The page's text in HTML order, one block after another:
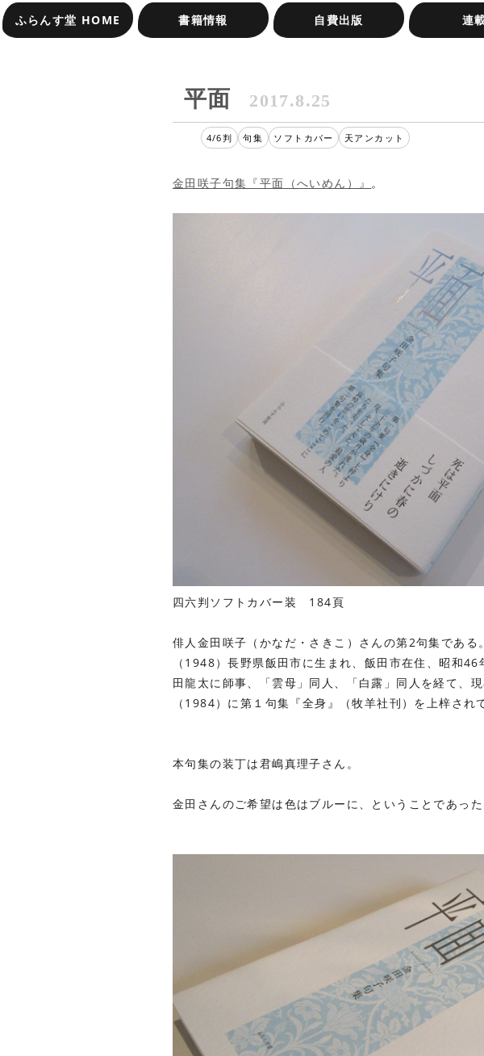
ふらんす堂 HOME 書籍情報 自費出版 連
平面 2017.8.25
4/6判 句集 ソフトカバー 天アンカット
金田咲子句集『平面（へいめん）』 。
四六判ソフトカバー装 184頁
俳人金田咲子（かなだ・さきこ）さんの第2句集であ
（1948）長野県飯田市に生まれ、飯田市在住、昭和
田龍太に師事、「雲母」同人、「白露」同人を経て、
（1984）に第１句集『全身』（牧羊社刊）を上梓され
本句集の装丁は君嶋真理子さん。
金田さんのご希望は色はブルーに、ということであった